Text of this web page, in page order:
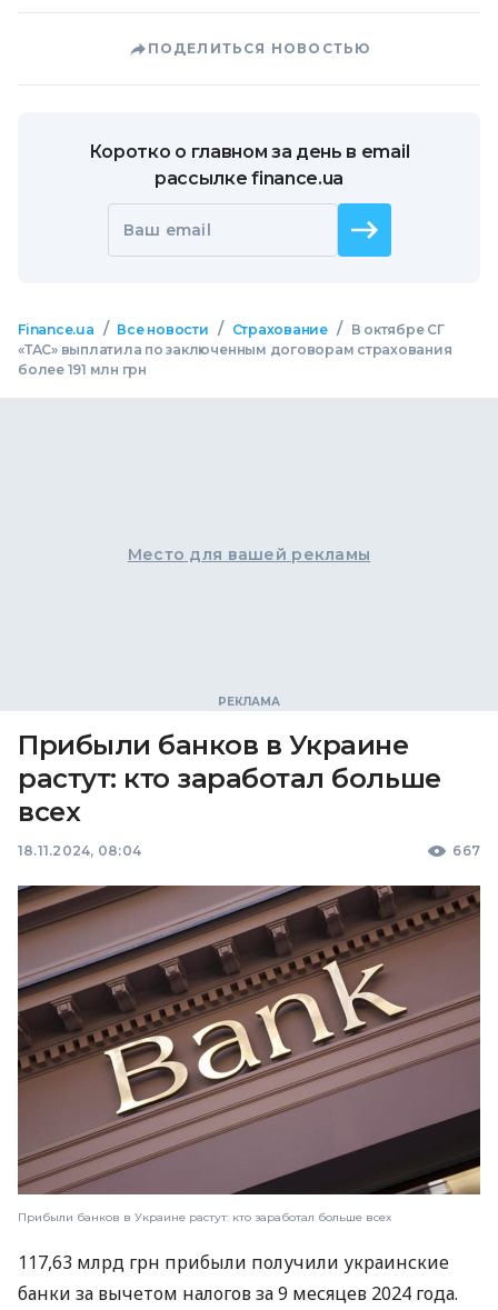
ПОДЕЛИТЬСЯ НОВОСТЬЮ
Коротко о главном за день в email
рассылке finance.ua
Ваш email
Finance.ua / Все новости / Страхование /
В октябре СГ
«ТАС» выплатила по заключенным договорам страхования
более 191 млн грн
Место для вашей рекламы
Прибыли банков в Украине
растут: кто заработал больше
всех
18.11.2024, 08:04 667
Прибыли банков в Украине растут: кто заработал больше всех
117,63 млрд грн прибыли получили украинские
банки за вычетом налогов за 9 месяцев 2024 года.